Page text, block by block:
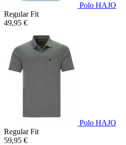
Polo HAJO
Regular Fit
49,95 €
Polo HAJO
Regular Fit
59,95 €